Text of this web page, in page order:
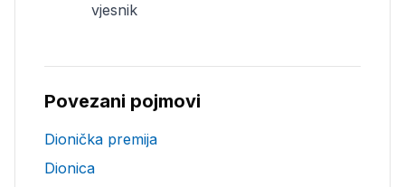
vjesnik
Povezani pojmovi
Dionička premija
Dionica